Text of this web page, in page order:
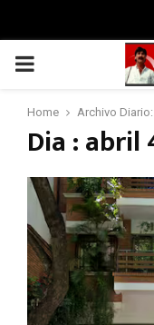
PRIMARY
MENU
Home Archivo
Dia : abril